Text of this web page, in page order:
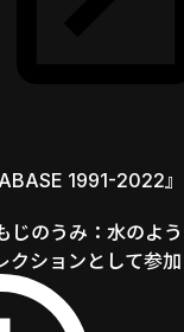
1991-2022
じのうみ：水のよ
クションとして参加